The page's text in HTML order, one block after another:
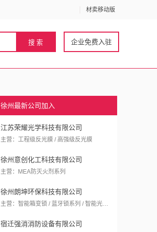
材卖移动版
企业免费入驻
徐州最新公司加入
江苏荣耀光学科技有限公司
主营：工程级反光膜 / 高强级反光膜
徐州意创化工科技有限公司
主营：MEA防灭火剂系列
徐州朗坤环保科技有限公司
主营：智能箱变锁 / 蓝牙锁系列 / 智能光交箱锁
宿迁强消消防设备有限公司